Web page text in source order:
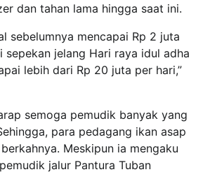
dan tahan lama hingga saat ini.
sebelumnya mencapai Rp 2 juta
sepekan jelang Hari raya idul adha
lebih dari Rp 20 juta per hari,”
semoga pemudik banyak yang
para pedagang ikan asap
Meskipun ia mengaku
jalur Pantura Tuban